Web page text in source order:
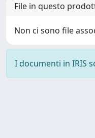
File in questo
Non ci sono file
I documenti in IRIS